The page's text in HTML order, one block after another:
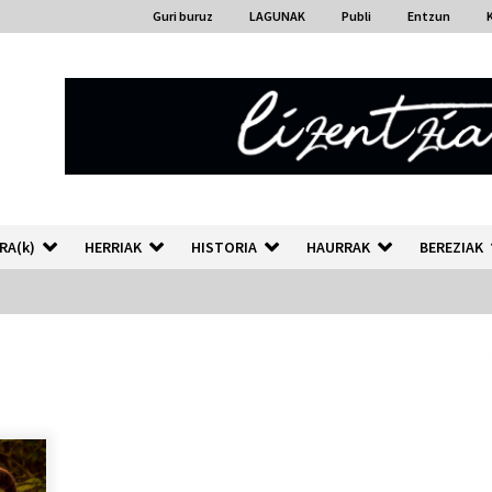
Guri buruz LAGUNAK Publi Entzun
HERRIAK HISTORIA HAURRAK BEREZIAK